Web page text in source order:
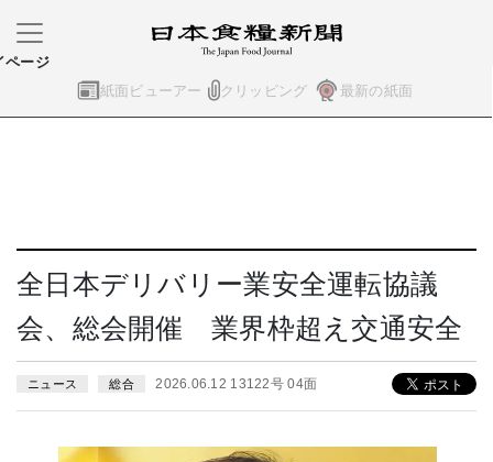
紙面ビューアー クリッピング 最新の紙面
ページ
全日本デリバリー業安全運転協議
会、総会開催 業界枠超え交通安全
ニュース 総合 2026.06.12 13122号 04面